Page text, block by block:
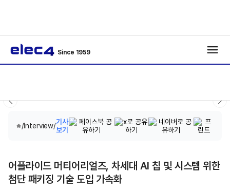
Since 1959
/Interview/기사
보기
어플라이드 머티어리얼즈, 차세대 AI 칩 및 시스템 위한
첨단 패키징 기술 도입 가속화